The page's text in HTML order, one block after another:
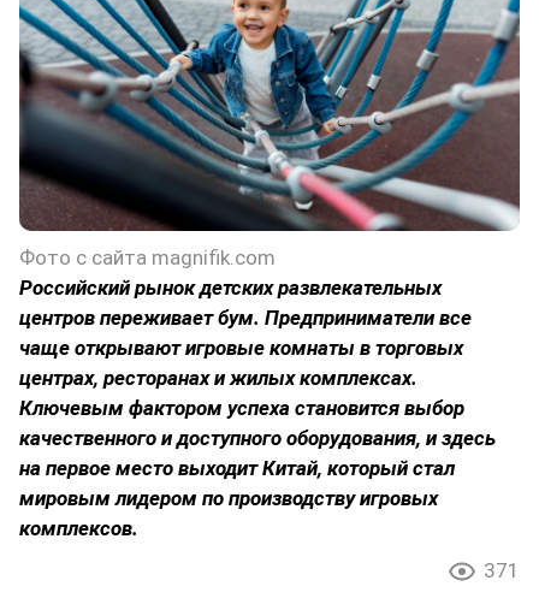
Фото с сайта magnifik.com
Российский рынок детских развлекательных
центров переживает бум. Предприниматели все
чаще открывают игровые комнаты в торговых
центрах, ресторанах и жилых комплексах.
Ключевым фактором успеха становится выбор
качественного и доступного оборудования, и здесь
на первое место выходит Китай, который стал
мировым лидером по производству игровых
комплексов.
371